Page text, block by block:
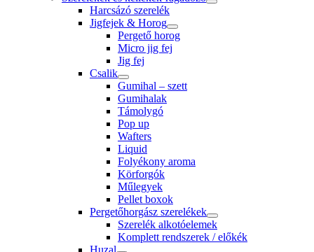
Harcsázó szerelék
Jigfejek & Horog
Pergető horog
Micro jig fej
Jig fej
Csalik
Gumihal – szett
Gumihalak
Támolygó
Pop up
Wafters
Liquid
Folyékony aroma
Körforgók
Műlegyek
Pellet boxok
Pergetőhorgász szerelékek
Szerelék alkotóelemek
Komplett rendszerek / előkék
Huzal